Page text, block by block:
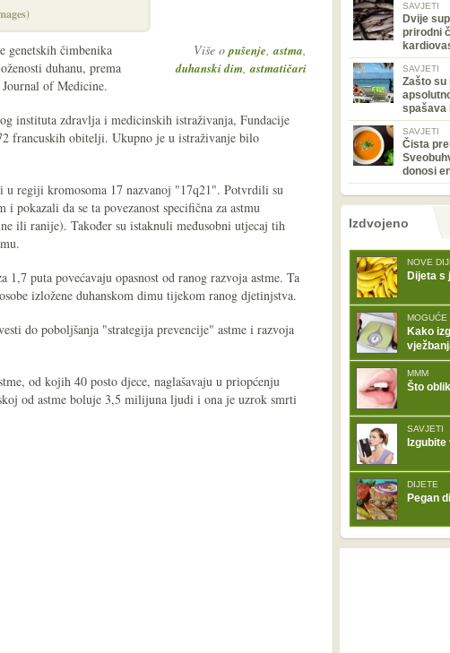
Više opušenje,astma,
duhanski dim,astmatičari
genetskih čimbenika
duhanu, prema
of Medicine.
instituta zdravlja i medicinskih istraživanja, Fundacije
francuskih obitelji. Ukupno je u istraživanje bilo
u regiji kromosoma 17 nazvanoj "17q21". Potvrdili su
pokazali da se ta povezanost specifična za astmu
ili ranije). Također su istaknuli međusobni utjecaj tih
puta povećavaju opasnost od ranog razvoja astme. Ta
izložene duhanskom dimu tijekom ranog djetinjstva.
do poboljšanja "strategija prevencije" astme i razvoja
od kojih 40 posto djece, naglašavaju u priopćenju
od astme boluje 3,5 milijuna ljudi i ona je uzrok smrti
SAVJETI
Dvije
prirodni
SAVJETI
Zašto su
spašava
SAVJETI
Čista
donosi
nema prethodne stranice
sljedećeIzdvojeno
NOVE
Dijeta s
MOGUĆE
Kako
MMM
Što
SAVJETI
DIJETE
Pegan